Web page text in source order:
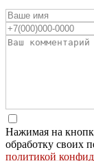
Нажимая на
обработку своих
политикой